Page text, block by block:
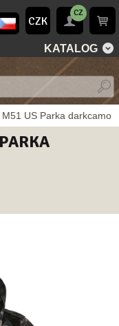
CZK
CZ
KATALOG
M51 US Parka darkcamo